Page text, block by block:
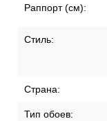
Раппорт (см):
Стиль:
Страна:
Тип обоев: